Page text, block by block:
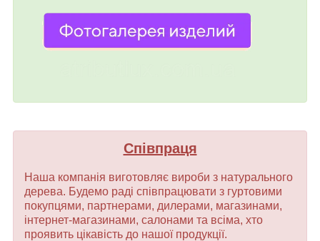
Співпраця
Наша компанія виготовляє вироби з натурального
дерева. Будемо раді співпрацювати з гуртовими
покупцями, партнерами, дилерами, магазинами,
інтернет-магазинами, салонами та всіма, хто
проявить цікавість до нашої продукції.